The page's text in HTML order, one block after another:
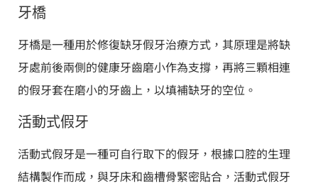
牙橋
牙橋是一種用於修復缺牙假牙治療方式，其原理是將缺
牙處前後兩側的健康牙齒磨小作為支撐，再將三顆相連
的假牙套在磨小的牙齒上，以填補缺牙的空位。
活動式假牙
活動式假牙是一種可自行取下的假牙，根據口腔的生理
結構製作而成，與牙床和齒槽骨緊密貼合，活動式假牙